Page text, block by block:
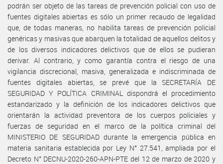
podrán ser objeto de las tareas de prevención policial con uso de
fuentes digitales abiertas es sólo un primer recaudo de legalidad
que, de todas maneras, no habilita tareas de prevención policial
genéricas y masivas que abarquen la totalidad de aquellos delitos y
de los diversos indicadores delictivos que de ellos se pudieran
derivar. Al contrario, y como garantía contra el riesgo de una
vigilancia discrecional, masiva, generalizada e indiscriminada de
fuentes digitales abiertas, se prevé que la SECRETARÍA DE
SEGURIDAD Y POLÍTICA CRIMINAL dispondrá el procedimiento
estandarizado y la definición de los indicadores delictivos que
orientarán la actividad preventora de los cuerpos policiales y
fuerzas de seguridad en el marco de la política criminal del
MINISTERIO DE SEGURIDAD durante la emergencia pública en
materia sanitaria establecida por Ley N° 27.541, ampliada por el
Decreto N° DECNU-2020-260-APN-PTE del 12 de marzo de 2020 y